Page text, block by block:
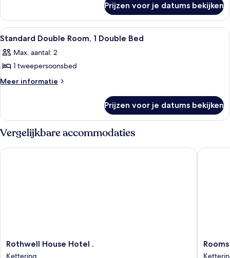
Twin
Bed
laden
Single
Room,
1
Bed
Prijzen voor je datums bekijken
Alle
foto's
voor
Standard
Double
Double
Bed
laden
Hotelkamer met een groot bed, een
7
Standard Double Room, 1 Double Bed
Max. aantal: 2
1 tweepersoonsbed
Meer informatie
Meer
Double
Room,
1
Double
Bed
Prijzen voor je datums bekijken
Vergelijkbare accommodaties
Rothwell
House
Rothwell House Hotel .
Kettering
Rothwell House Hotel .
Rooms
at
Rooms